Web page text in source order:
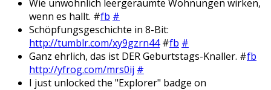
Wie unwohnlich leergeräumte Wohnungen wirken,
wenn es hallt. #fb #
Schöpfungsgeschichte in 8-Bit:
http://tumblr.com/xy9gzrn44#fb #
Ganz ehrlich, das ist DER Geburtstags-Knaller. #fb
http://yfrog.com/mrs0ij #
I just unlocked the "Explorer" badge on